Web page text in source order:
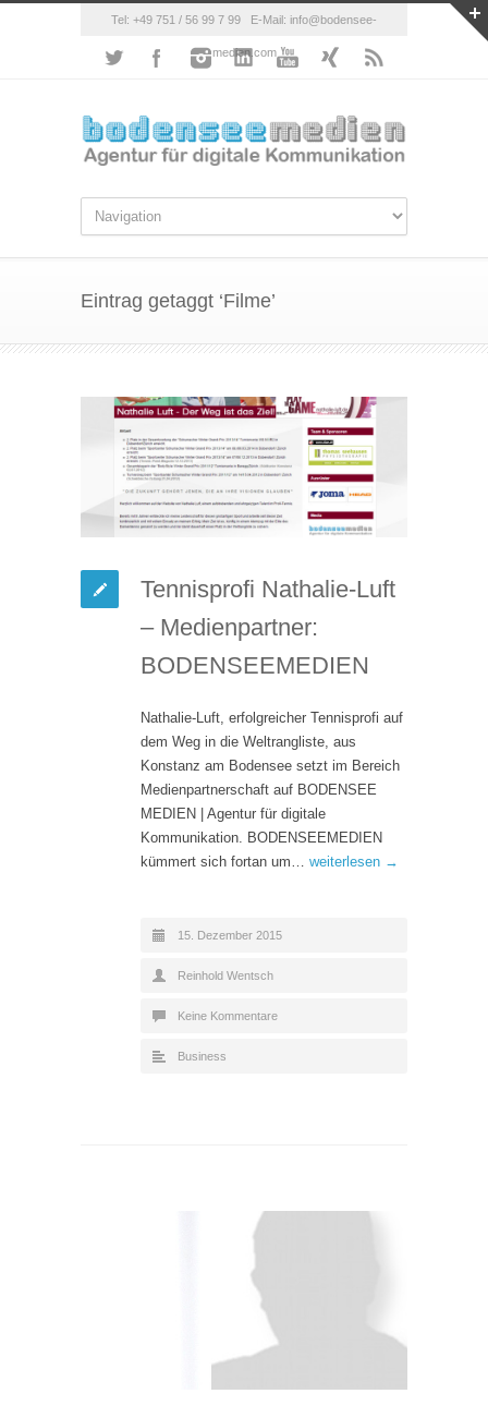
Tel: +49 751 / 56 99 7 99 E-Mail: info@bodensee-
medien.com
Eintrag getaggt ‘Filme’
Tennisprofi Nathalie-Luft
– Medienpartner:
BODENSEEMEDIEN
Nathalie-Luft, erfolgreicher Tennisprofi auf
dem Weg in die Weltrangliste, aus
Konstanz am Bodensee setzt im Bereich
Medienpartnerschaft auf BODENSEE
MEDIEN | Agentur für digitale
Kommunikation. BODENSEEMEDIEN
kümmert sich fortan um… weiterlesen →
15. Dezember 2015
Reinhold Wentsch
Keine Kommentare
Business